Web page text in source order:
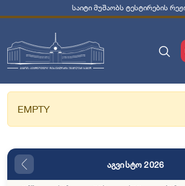
საიტი მუშაობს ტესტირების
EMPTY
აგვისტო 2026